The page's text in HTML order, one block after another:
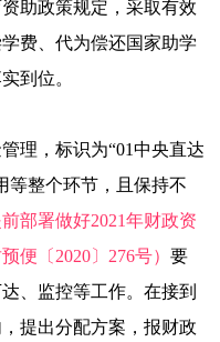
助政策规定，采取有效
费、代为偿还国家助学
到位。
理，标识为“01中央直达
等整个环节，且保持不
前部署做好2021年财政资
便〔2020〕276号）要
、监控等工作。在接到
提出分配方案，报财政